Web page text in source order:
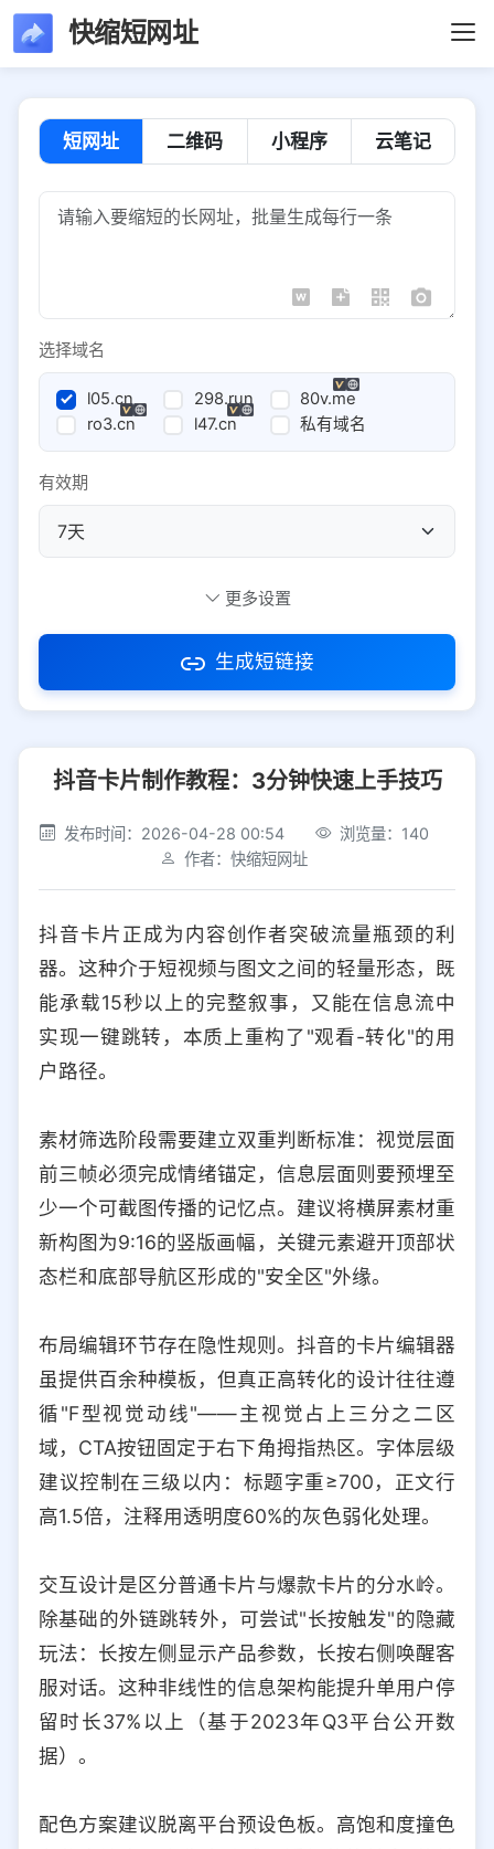
快缩短网址
短网址 二维码 小程序 云笔记
选择域名
l05.cn 298.run
80v.me
ro3.cn
l47.cn 私有域名
有效期
访问密码
社交平台 电商平台
选择防红平台类型，避免链接被拦截
iOS Android PC 其他
选择允许访问的平台类型
更多设置
生成短链接
抖音卡片制作教程：3分钟快速上手技巧
发布时间：2026-04-28 00:54
浏览量：140
作者：快缩短网址
抖音卡片正成为内容创作者突破流量瓶颈的利
器。这种介于短视频与图文之间的轻量形态，既
能承载15秒以上的完整叙事，又能在信息流中
实现一键跳转，本质上重构了"观看-转化"的用
户路径。
素材筛选阶段需要建立双重判断标准：视觉层面
前三帧必须完成情绪锚定，信息层面则要预埋至
少一个可截图传播的记忆点。建议将横屏素材重
新构图为9:16的竖版画幅，关键元素避开顶部状
态栏和底部导航区形成的"安全区"外缘。
布局编辑环节存在隐性规则。抖音的卡片编辑器
虽提供百余种模板，但真正高转化的设计往往遵
循"F型视觉动线"——主视觉占上三分之二区
域，CTA按钮固定于右下角拇指热区。字体层级
建议控制在三级以内：标题字重≥700，正文行
高1.5倍，注释用透明度60%的灰色弱化处理。
交互设计是区分普通卡片与爆款卡片的分水岭。
除基础的外链跳转外，可尝试"长按触发"的隐藏
玩法：长按左侧显示产品参数，长按右侧唤醒客
服对话。这种非线性的信息架构能提升单用户停
留时长37%以上（基于2023年Q3平台公开数
据）。
配色方案建议脱离平台预设色板。高饱和度撞色